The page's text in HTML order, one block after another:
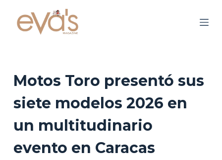
o
Motos Toro presentó sus
siete modelos 2026 en
un multitudinario
evento en Caracas